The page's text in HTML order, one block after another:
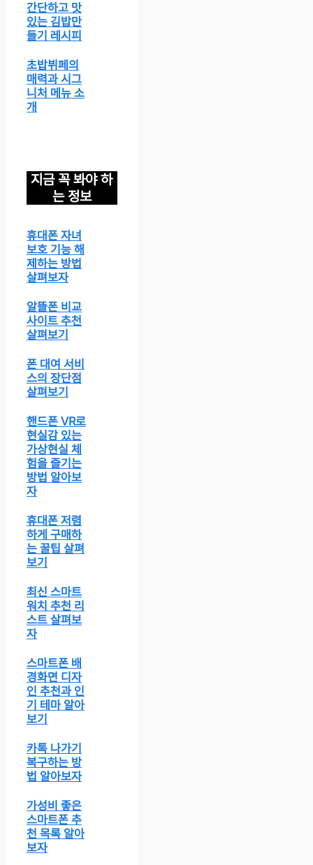
간단하고 맛
있는 김밥만
들기 레시피
초밥뷔페의
매력과 시그
니처 메뉴 소
개
지금 꼭 봐야 하
는 정보
휴대폰 자녀
보호 기능 해
제하는 방법
살펴보자
알뜰폰 비교
사이트 추천
살펴보기
폰 대여 서비
스의 장단점
살펴보기
핸드폰 VR로
현실감 있는
가상현실 체
험을 즐기는
방법 알아보
자
휴대폰 저렴
하게 구매하
는 꿀팁 살펴
보기
최신 스마트
워치 추천 리
스트 살펴보
자
스마트폰 배
경화면 디자
인 추천과 인
기 테마 알아
보기
카톡 나가기
복구하는 방
법 알아보자
가성비 좋은
스마트폰 추
천 목록 알아
보자